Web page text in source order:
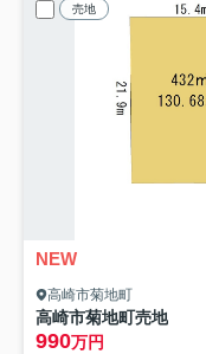
売地
NEW
高崎市菊地町
高崎市菊地町売地
990万円